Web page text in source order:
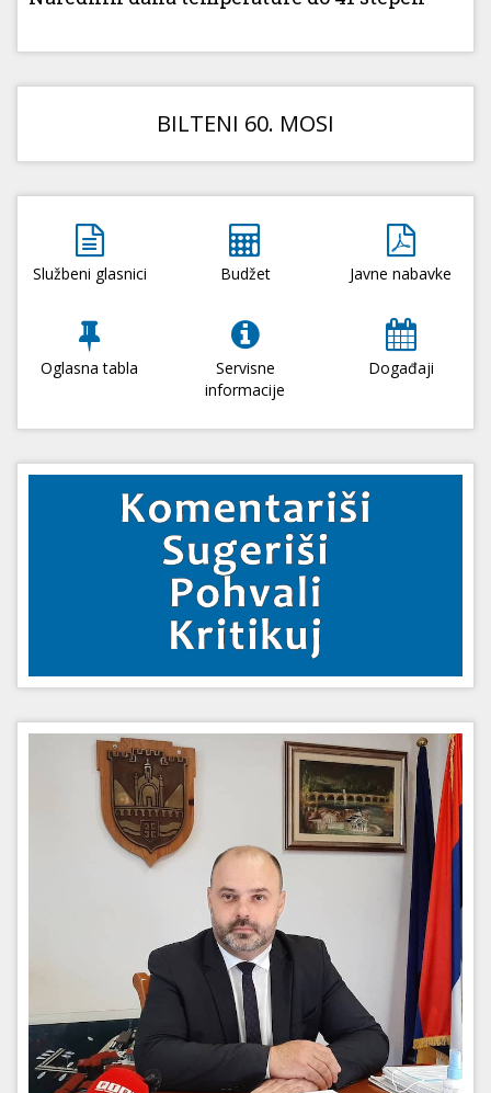
BILTENI 60. MOSI
Službeni glasnici Budžet Javne nabavke
Oglasna tabla
Servisne
informacije
Događaji